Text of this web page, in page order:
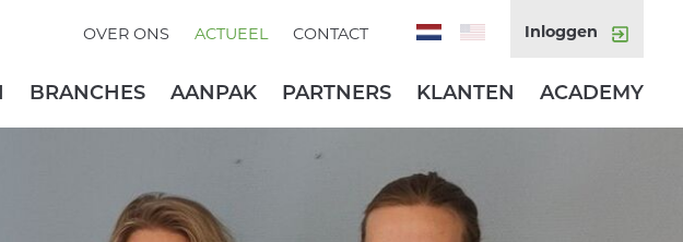
BRANCHES AANPAK PARTNERS KLANTEN ACADEMY
OVER ONS ACTUEEL CONTACT Inloggen